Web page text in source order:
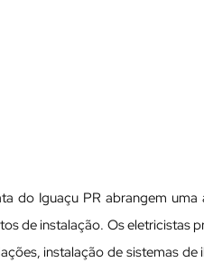
do Iguaçu PR abrangem
de instalação. Os eletricistas
instalação de sistemas